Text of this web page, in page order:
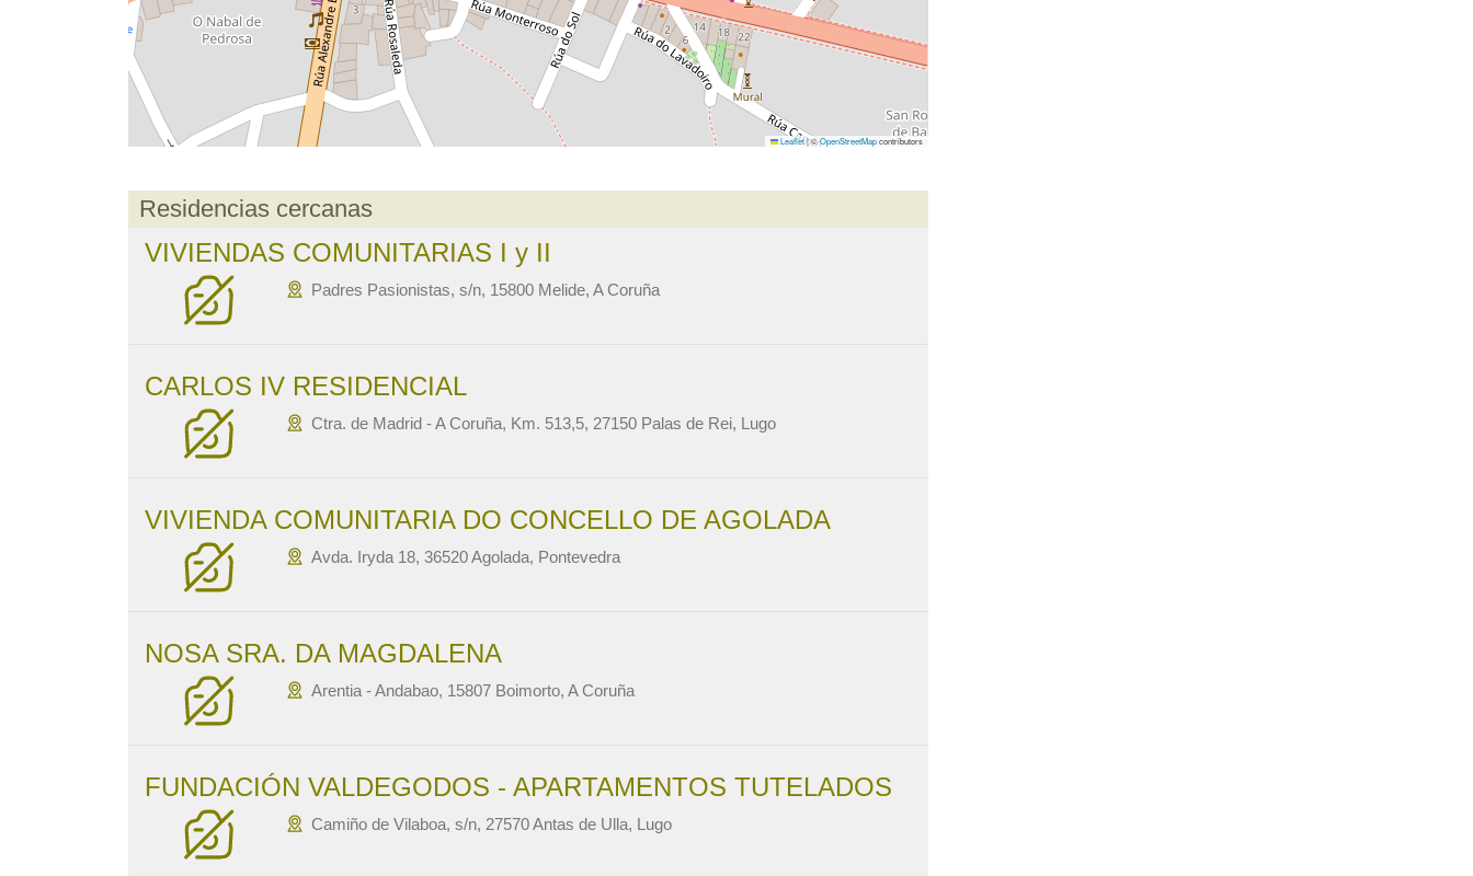
Leaflet|©OpenStreetMapcontributors
Residencias cercanas
VIVIENDAS COMUNITARIAS I y II
Padres Pasionistas, s/n, 15800 Melide, A Coruña
CARLOS IV RESIDENCIAL
Ctra. de Madrid - A Coruña, Km. 513,5, 27150 Palas de Rei, Lugo
VIVIENDA COMUNITARIA DO CONCELLO DE AGOLADA
Avda. Iryda 18, 36520 Agolada, Pontevedra
NOSA SRA. DA MAGDALENA
Arentia - Andabao, 15807 Boimorto, A Coruña
FUNDACIÓN VALDEGODOS - APARTAMENTOS TUTELADOS
Camiño de Vilaboa, s/n, 27570 Antas de Ulla, Lugo